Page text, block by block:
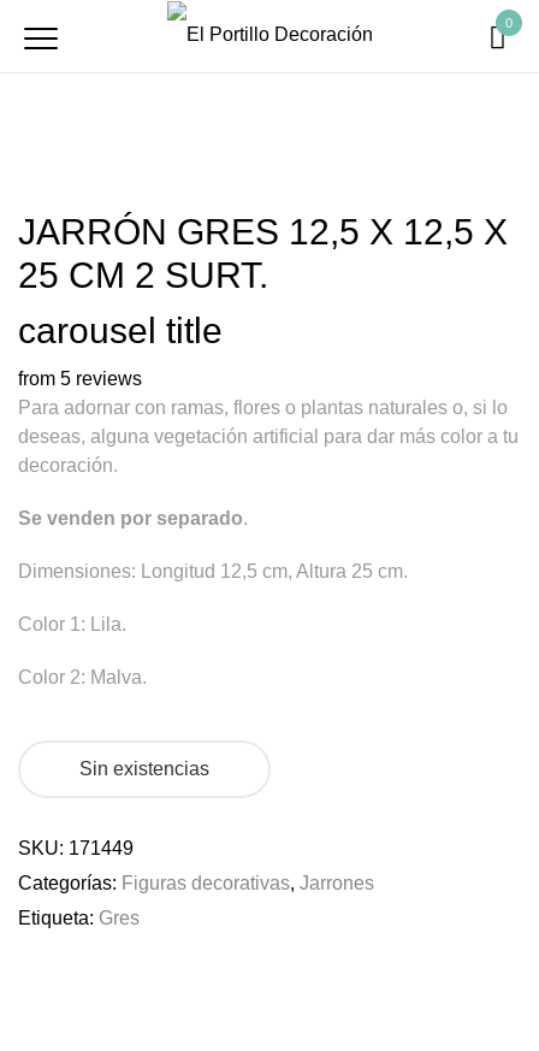
0
JARRÓN GRES 12,5 X 12,5 X
25 CM 2 SURT.
carousel title
from 5 reviews
Para adornar con ramas, flores o plantas naturales o, si lo
deseas, alguna vegetación artificial para dar más color a tu
decoración.
Se venden por separado.
Dimensiones: Longitud 12,5 cm, Altura 25 cm.
Color 1: Lila.
Color 2: Malva.
Sin existencias
SKU: 171449
Categorías: Figuras decorativas, Jarrones
Etiqueta: Gres